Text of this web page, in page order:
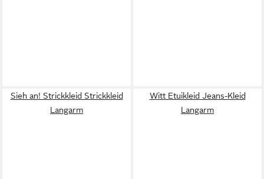
Sieh an! Strickkleid Strickkleid
Langarm
Witt Etuikleid Jeans-Kleid
Langarm